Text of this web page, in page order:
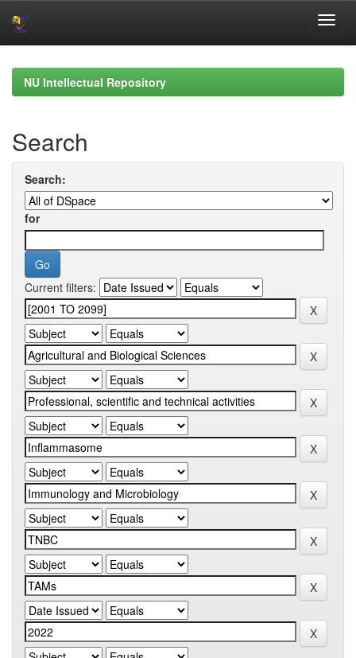
navigationNU Intellectual Repository
Search
Search:
for
Current filters: